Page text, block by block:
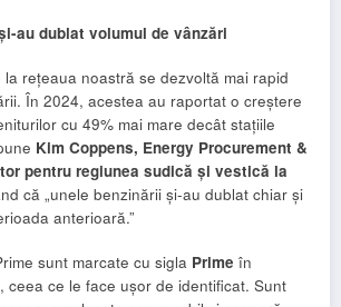
au dublat volumul de vânzări
la rețeaua noastră se dezvoltă mai rapid
În 2024, acestea au raportat o creștere
cu 49% mai mare decât stațiile
Kim Coppens, Energy Procurement &
pentru regiunea sudică și vestică la
că „unele benzinării și-au dublat chiar și
anterioară.”
sunt marcate cu sigla Prime în
ceea ce le face ușor de identificat. Sunt